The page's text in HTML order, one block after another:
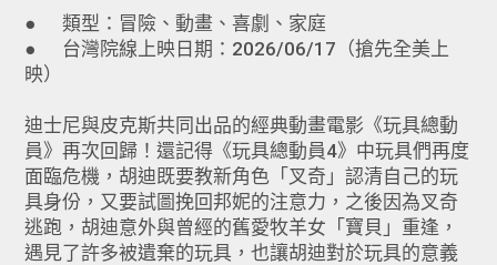
● 類型：冒險、動畫、喜劇、家庭
● 台灣院線上映日期：2026/06/17（搶先全美上
映）
迪士尼與皮克斯共同出品的經典動畫電影《玩具總動
員》再次回歸！還記得《玩具總動員4》中玩具們再度
面臨危機，胡迪既要教新角色「叉奇」認清自己的玩
具身份，又要試圖挽回邦妮的注意力，之後因為叉奇
逃跑，胡迪意外與曾經的舊愛牧羊女「寶貝」重逢，
遇見了許多被遺棄的玩具，也讓胡迪對於玩具的意義